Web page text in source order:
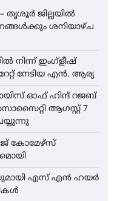
തൃശൂർ ജില്ലയിൽ
ശനിയാഴ്ച
നിന്ന് ഇംഗ്ളീഷ്
നേടിയ എൻ. ആര്യ
ഓഫ് ഹിന്ദ് റജബ്
സൊസൈറ്റി ആഗസ്റ്റ് 7
കോമേഴ്‌സ്
എസ് എൻ ഹയർ